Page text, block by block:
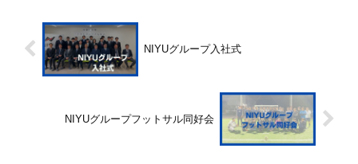
NIYUグループ入社式
NIYUグループフットサル同好会